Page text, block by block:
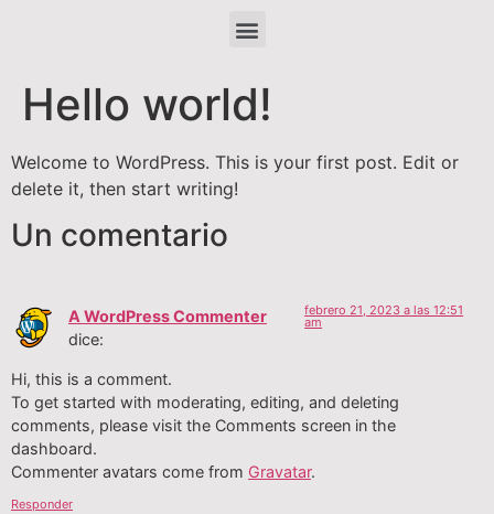
Hello world!
Welcome to WordPress. This is your first post. Edit or
delete it, then start writing!
Un comentario
A WordPress Commenter
dice:
febrero 21, 2023 a las 12:51
am
Hi, this is a comment.
To get started with moderating, editing, and deleting
comments, please visit the Comments screen in the
dashboard.
Commenter avatars come from Gravatar.
Responder